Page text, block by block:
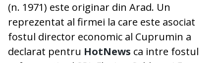
(n. 1971) este originar din Arad. Un
reprezentat al firmei la care este asociat
fostul director economic al Cuprumin a
declarat pentru HotNews ca intre fostul